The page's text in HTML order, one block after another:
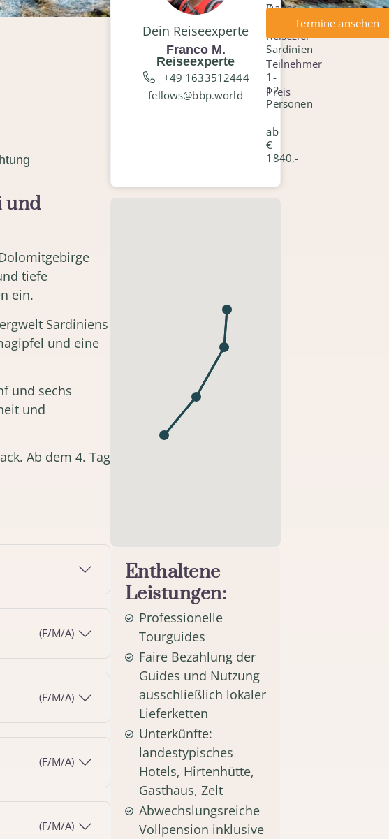
und
tiefe
ein.
Sardiniens
und eine
und sechs
und
Ab dem 4. Tag
(F/M/A)
(F/M/A)
(F/M/A)
(F/M/A)
Dein Reiseexperte
Franco M.
Reiseexperte
+49 1633512444
fellows@bbp.world
Dauer
Reiseziel
Teilnehmer
Preis
7
Sardinien
1-
12
Personen
ab
€
1840,-
Termine ansehen
Enthaltene
Leistungen:
Professionelle
Tourguides
Faire Bezahlung der
Guides und Nutzung
ausschließlich lokaler
Lieferketten
Unterkünfte:
landestypisches
Hotels, Hirtenhütte,
Gasthaus, Zelt
Abwechslungsreiche
Vollpension inklusive